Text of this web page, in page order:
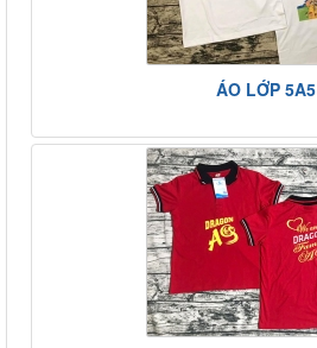
ÁO LỚP 5A5